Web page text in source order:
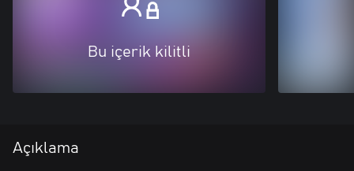
Bu içerik kilitli
Açıklama